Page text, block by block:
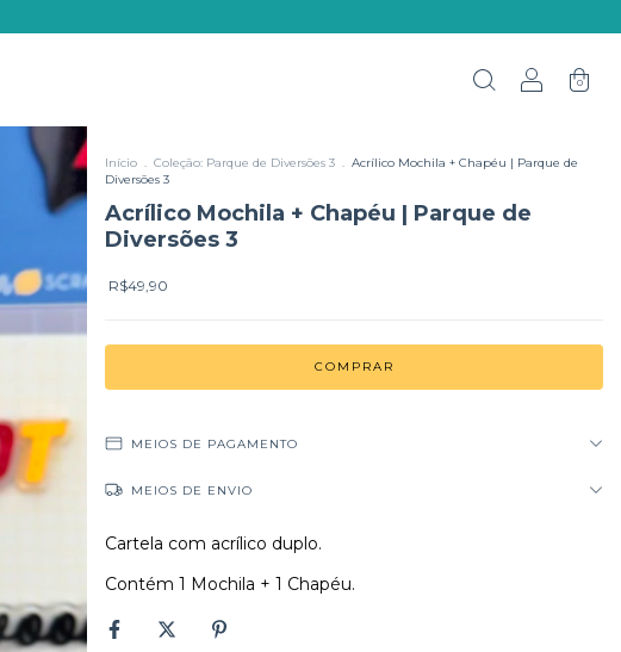
0
Início . Coleção: Parque de Diversões 3 . Acrílico Mochila + Chapéu | Parque de
Diversões 3
Acrílico Mochila + Chapéu | Parque de
Diversões 3
R$49,90
MEIOS DE PAGAMENTO
MEIOS DE ENVIO
Cartela com acrílico duplo.
Contém 1 Mochila + 1 Chapéu.